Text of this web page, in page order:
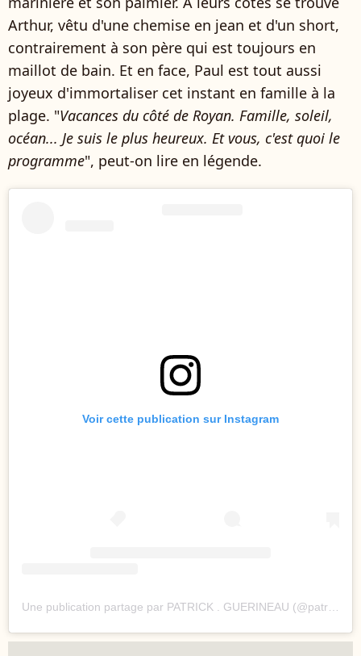
Arthur, vêtu d'une chemise en jean et d'un short,
contrairement à son père qui est toujours en
maillot de bain. Et en face, Paul est tout aussi
joyeux d'immortaliser cet instant en famille à la
plage. "Vacances du côté de Royan. Famille, soleil,
océan... Je suis le plus heureux. Et vous, c'est quoi le
programme", peut-on lire en légende.
Voir cette publication sur Instagram